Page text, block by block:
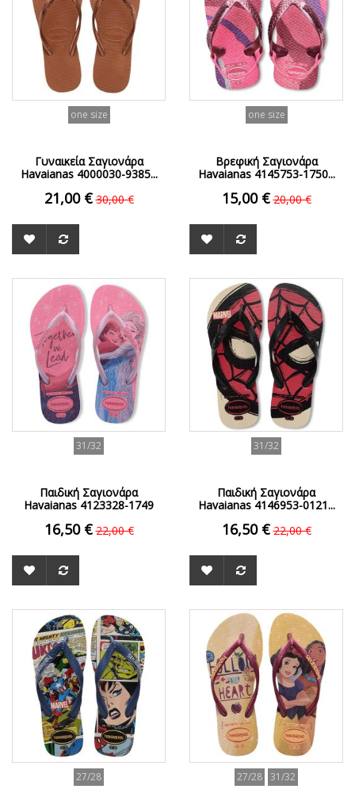
one size
Γυναικεία Σαγιονάρα
Havaianas 4000030-9385...
21,00 € 30,00 €
one size
Βρεφική Σαγιονάρα
Havaianas 4145753-1750...
15,00 € 20,00 €
ΟFFER
31/32
Παιδική Σαγιονάρα
Havaianas 4123328-1749
16,50 € 22,00 €
ΟFFER
31/32
Παιδική Σαγιονάρα
Havaianas 4146953-0121...
16,50 € 22,00 €
ΟFFER
27/28
ΟFFER
27/28 31/32